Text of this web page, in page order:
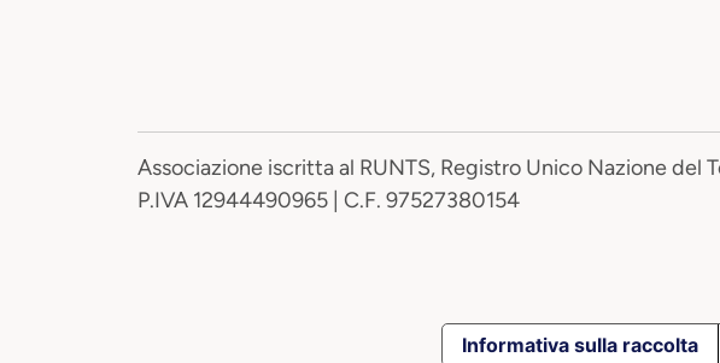
Associazione iscritta al RUNTS, Registro Unico Nazione del
P.IVA 12944490965 | C.F. 97527380154
Informativa sulla raccolta